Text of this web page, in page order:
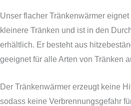
Unser flacher Tränkenwärmer
kleinere Tränken und ist in den
erhältlich. Er besteht aus
geeignet für alle Arten von Tränken
Der Tränkenwärmer erzeugt keine
sodass keine Verbrennungsgefahr